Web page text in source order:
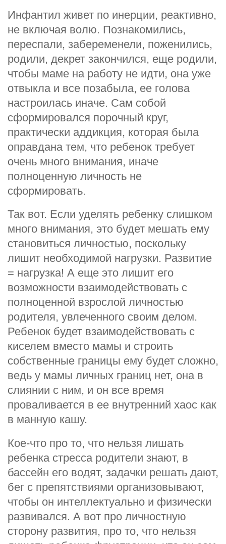
Инфантил живет по инерции, реактивно,
не включая волю. Познакомились,
переспали, забеременели, поженились,
родили, декрет закончился, еще родили,
чтобы маме на работу не идти, она уже
отвыкла и все позабыла, ее голова
настроилась иначе. Сам собой
сформировался порочный круг,
практически аддикция, которая была
оправдана тем, что ребенок требует
очень много внимания, иначе
полноценную личность не
сформировать.
Так вот. Если уделять ребенку слишком
много внимания, это будет мешать ему
становиться личностью, поскольку
лишит необходимой нагрузки. Развитие
= нагрузка! А еще это лишит его
возможности взаимодействовать с
полноценной взрослой личностью
родителя, увлеченного своим делом.
Ребенок будет взаимодействовать с
киселем вместо мамы и строить
собственные границы ему будет сложно,
ведь у мамы личных границ нет, она в
слиянии с ним, и он все время
проваливается в ее внутренний хаос как
в манную кашу.
Кое-что про то, что нельзя лишать
ребенка стресса родители знают, в
бассейн его водят, задачки решать дают,
бег с препятствиями организовывают,
чтобы он интеллектуально и физически
развивался. А вот про личностную
сторону развития, про то, что нельзя